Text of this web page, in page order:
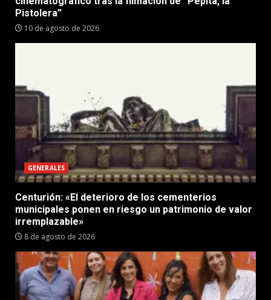
Pistolera”
10 de agosto de 2026
GENERALES
Centurión: «El deterioro de los cementerios
municipales ponen en riesgo un patrimonio de valor
irremplazable»
8 de agosto de 2026